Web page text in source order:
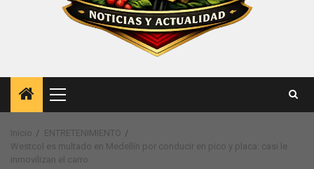
Menú
principal
Inicio
ENTRETENIMIENTO
Westcol es multado en Medellín por conducir en pico y placa: casi le
inmovilizan el carro